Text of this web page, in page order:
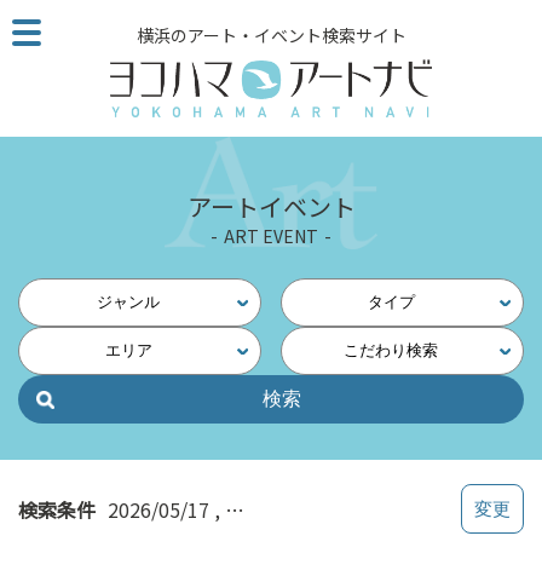
こ
の
ジ
読
他
ペ
の
横浜のアート・イベント検索サイト
アートイベント
ART EVENT
ジャンル タイプ
エリア こだわり検索
検索条件 2026/05/17 横浜・中央（保土ヶ谷・二俣川・